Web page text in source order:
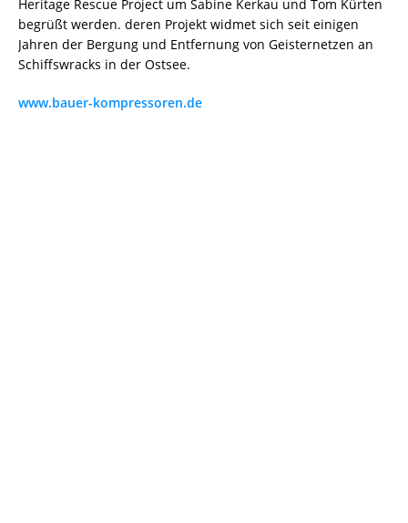
Heritage Rescue Project um Sabine Kerkau und Tom Kürten
begrüßt werden. deren Projekt widmet sich seit einigen
Jahren der Bergung und Entfernung von Geisternetzen an
Schiffswracks in der Ostsee.
www.bauer-kompressoren.de